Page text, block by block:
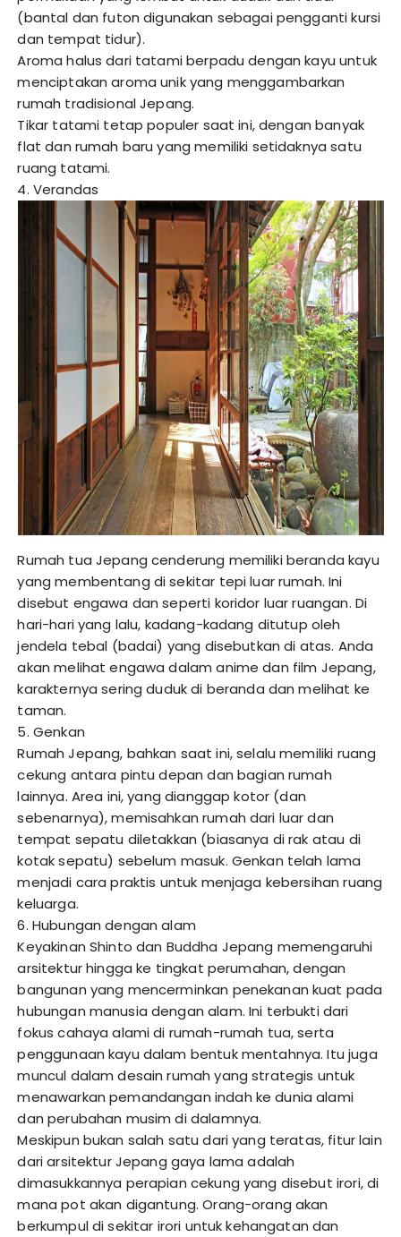
(bantal dan futon digunakan sebagai pengganti kursi
dan tempat tidur).
Aroma halus dari tatami berpadu dengan kayu untuk
menciptakan aroma unik yang menggambarkan
rumah tradisional Jepang.
Tikar tatami tetap populer saat ini, dengan banyak
flat dan rumah baru yang memiliki setidaknya satu
ruang tatami.
4. Verandas
Rumah tua Jepang cenderung memiliki beranda kayu
yang membentang di sekitar tepi luar rumah. Ini
disebut engawa dan seperti koridor luar ruangan. Di
hari-hari yang lalu, kadang-kadang ditutup oleh
jendela tebal (badai) yang disebutkan di atas. Anda
akan melihat engawa dalam anime dan film Jepang,
karakternya sering duduk di beranda dan melihat ke
taman.
5. Genkan
Rumah Jepang, bahkan saat ini, selalu memiliki ruang
cekung antara pintu depan dan bagian rumah
lainnya. Area ini, yang dianggap kotor (dan
sebenarnya), memisahkan rumah dari luar dan
tempat sepatu diletakkan (biasanya di rak atau di
kotak sepatu) sebelum masuk. Genkan telah lama
menjadi cara praktis untuk menjaga kebersihan ruang
keluarga.
6. Hubungan dengan alam
Keyakinan Shinto dan Buddha Jepang memengaruhi
arsitektur hingga ke tingkat perumahan, dengan
bangunan yang mencerminkan penekanan kuat pada
hubungan manusia dengan alam. Ini terbukti dari
fokus cahaya alami di rumah-rumah tua, serta
penggunaan kayu dalam bentuk mentahnya. Itu juga
muncul dalam desain rumah yang strategis untuk
menawarkan pemandangan indah ke dunia alami
dan perubahan musim di dalamnya.
Meskipun bukan salah satu dari yang teratas, fitur lain
dari arsitektur Jepang gaya lama adalah
dimasukkannya perapian cekung yang disebut irori, di
mana pot akan digantung. Orang-orang akan
berkumpul di sekitar irori untuk kehangatan dan